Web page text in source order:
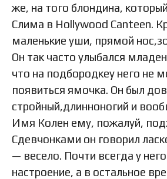
же, на того блондина,
Слима в Hollywood Canteen.
маленькие уши, прямой
Он так часто улыбался
что на подбородкеу него не
появиться ямочка. Он был
стройный,длинноногий и
Имя Колен ему, пожалуй,
Сдевчонками он говорил
— весело. Почти всегда у
настроение, а в остальное